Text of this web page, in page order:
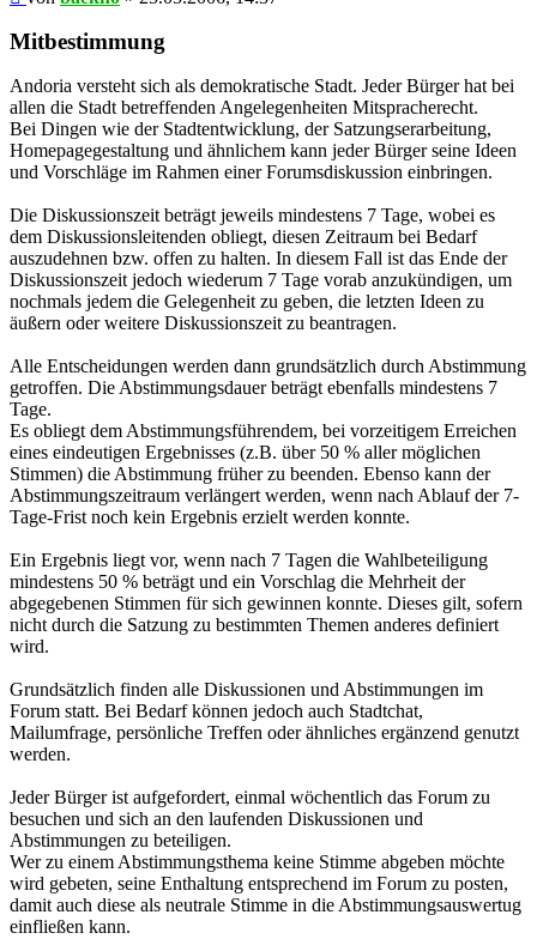
Mitbestimmung
Andoria versteht sich als demokratische Stadt. Jeder Bürger hat bei
allen die Stadt betreffenden Angelegenheiten Mitspracherecht.
Bei Dingen wie der Stadtentwicklung, der Satzungserarbeitung,
Homepagegestaltung und ähnlichem kann jeder Bürger seine Ideen
und Vorschläge im Rahmen einer Forumsdiskussion einbringen.
Die Diskussionszeit beträgt jeweils mindestens 7 Tage, wobei es
dem Diskussionsleitenden obliegt, diesen Zeitraum bei Bedarf
auszudehnen bzw. offen zu halten. In diesem Fall ist das Ende der
Diskussionszeit jedoch wiederum 7 Tage vorab anzukündigen, um
nochmals jedem die Gelegenheit zu geben, die letzten Ideen zu
äußern oder weitere Diskussionszeit zu beantragen.
Alle Entscheidungen werden dann grundsätzlich durch Abstimmung
getroffen. Die Abstimmungsdauer beträgt ebenfalls mindestens 7
Tage.
Es obliegt dem Abstimmungsführendem, bei vorzeitigem Erreichen
eines eindeutigen Ergebnisses (z.B. über 50 % aller möglichen
Stimmen) die Abstimmung früher zu beenden. Ebenso kann der
Abstimmungszeitraum verlängert werden, wenn nach Ablauf der 7-
Tage-Frist noch kein Ergebnis erzielt werden konnte.
Ein Ergebnis liegt vor, wenn nach 7 Tagen die Wahlbeteiligung
mindestens 50 % beträgt und ein Vorschlag die Mehrheit der
abgegebenen Stimmen für sich gewinnen konnte. Dieses gilt, sofern
nicht durch die Satzung zu bestimmten Themen anderes definiert
wird.
Grundsätzlich finden alle Diskussionen und Abstimmungen im
Forum statt. Bei Bedarf können jedoch auch Stadtchat,
Mailumfrage, persönliche Treffen oder ähnliches ergänzend genutzt
werden.
Jeder Bürger ist aufgefordert, einmal wöchentlich das Forum zu
besuchen und sich an den laufenden Diskussionen und
Abstimmungen zu beteiligen.
Wer zu einem Abstimmungsthema keine Stimme abgeben möchte
wird gebeten, seine Enthaltung entsprechend im Forum zu posten,
damit auch diese als neutrale Stimme in die Abstimmungsauswertug
einfließen kann.